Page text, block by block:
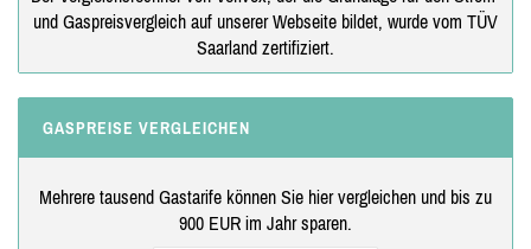
und Gaspreisvergleich auf unserer Webseite bildet, wurde vom TÜV
Saarland zertifiziert.
GASPREISE VERGLEICHEN
Mehrere tausend Gastarife können Sie hier vergleichen und bis zu
900 EUR im Jahr sparen.